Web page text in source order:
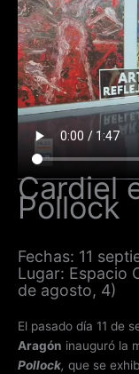
Cardiel
Pollock
Fechas: 11
Lugar: Espacio
de agosto, 4)
El pasado día 11 de
Aragón inauguró la
Pollock, que se